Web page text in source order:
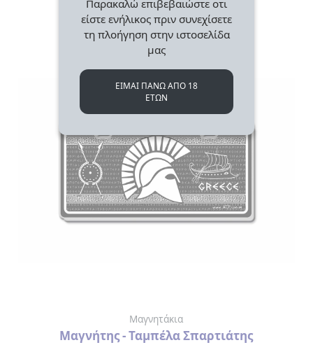
Παρακαλώ επιβεβαιώστε οτι
είστε ενήλικος πριν συνεχίσετε
τη πλοήγηση στην ιστοσελίδα
μας
ΕΙΜΑΙ ΠΑΝΩ ΑΠΟ 18
ΕΤΩΝ
Μαγνητάκια
Μαγνήτης - Ταμπέλα Σπαρτιάτης